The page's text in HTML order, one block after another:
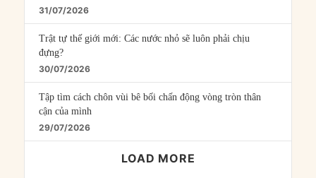
31/07/2026
Trật tự thế giới mới: Các nước nhỏ sẽ luôn phải chịu
đựng?
30/07/2026
Tập tìm cách chôn vùi bê bối chấn động vòng tròn thân
cận của mình
29/07/2026
LOAD MORE